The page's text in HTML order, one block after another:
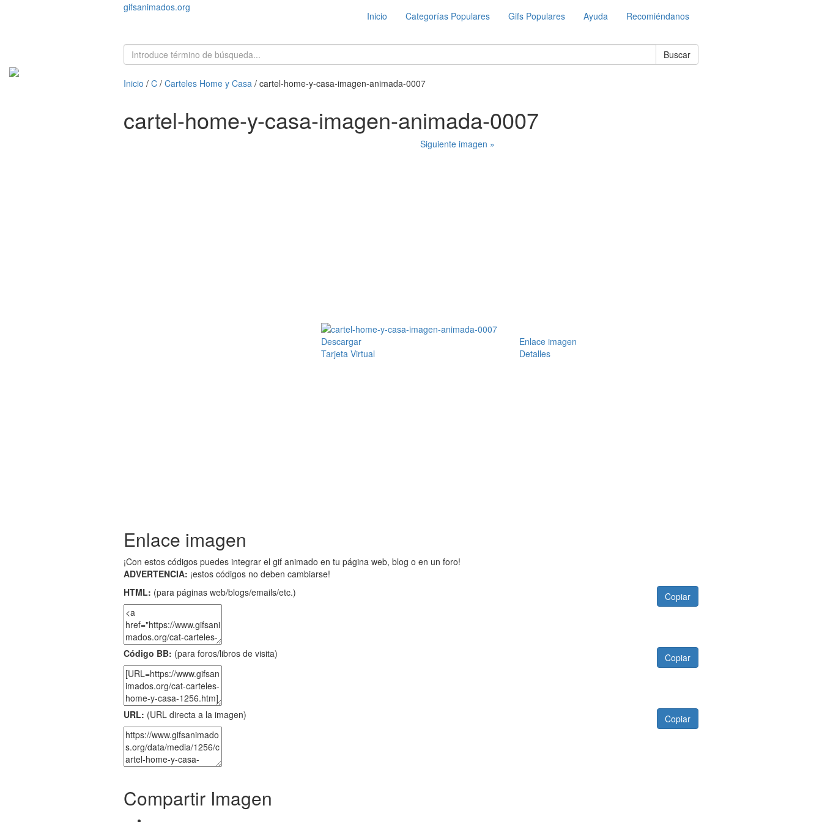
gifsanimados.org
Inicio Categorías Populares Gifs Populares Ayuda Recomiéndanos
Buscar
Inicio / C / Carteles Home y Casa / cartel-home-y-casa-imagen-animada-0007
cartel-home-y-casa-imagen-animada-0007
Siguiente imagen »
Descargar
Enlace imagen
Tarjeta Virtual
Detalles
Enlace imagen
¡Con estos códigos puedes integrar el gif animado en tu página web, blog o en un foro!
ADVERTENCIA: ¡estos códigos no deben cambiarse!
HTML: (para páginas web/blogs/emails/etc.) Copiar
Código BB: (para foros/libros de visita) Copiar
URL: (URL directa a la imagen) Copiar
Compartir Imagen